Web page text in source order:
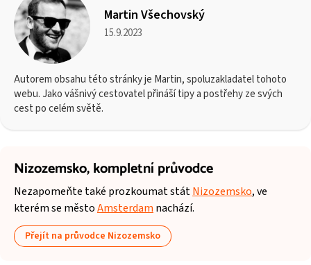
Martin Všechovský
15.9.2023
Autorem obsahu této stránky je Martin, spoluzakladatel tohoto
webu. Jako vášnivý cestovatel přináší tipy a postřehy ze svých
cest po celém světě.
Nizozemsko,kompletní průvodce
Nezapomeňte také prozkoumat státNizozemsko, ve
kterém se městoAmsterdam nachází.
Přejít na průvodce Nizozemsko